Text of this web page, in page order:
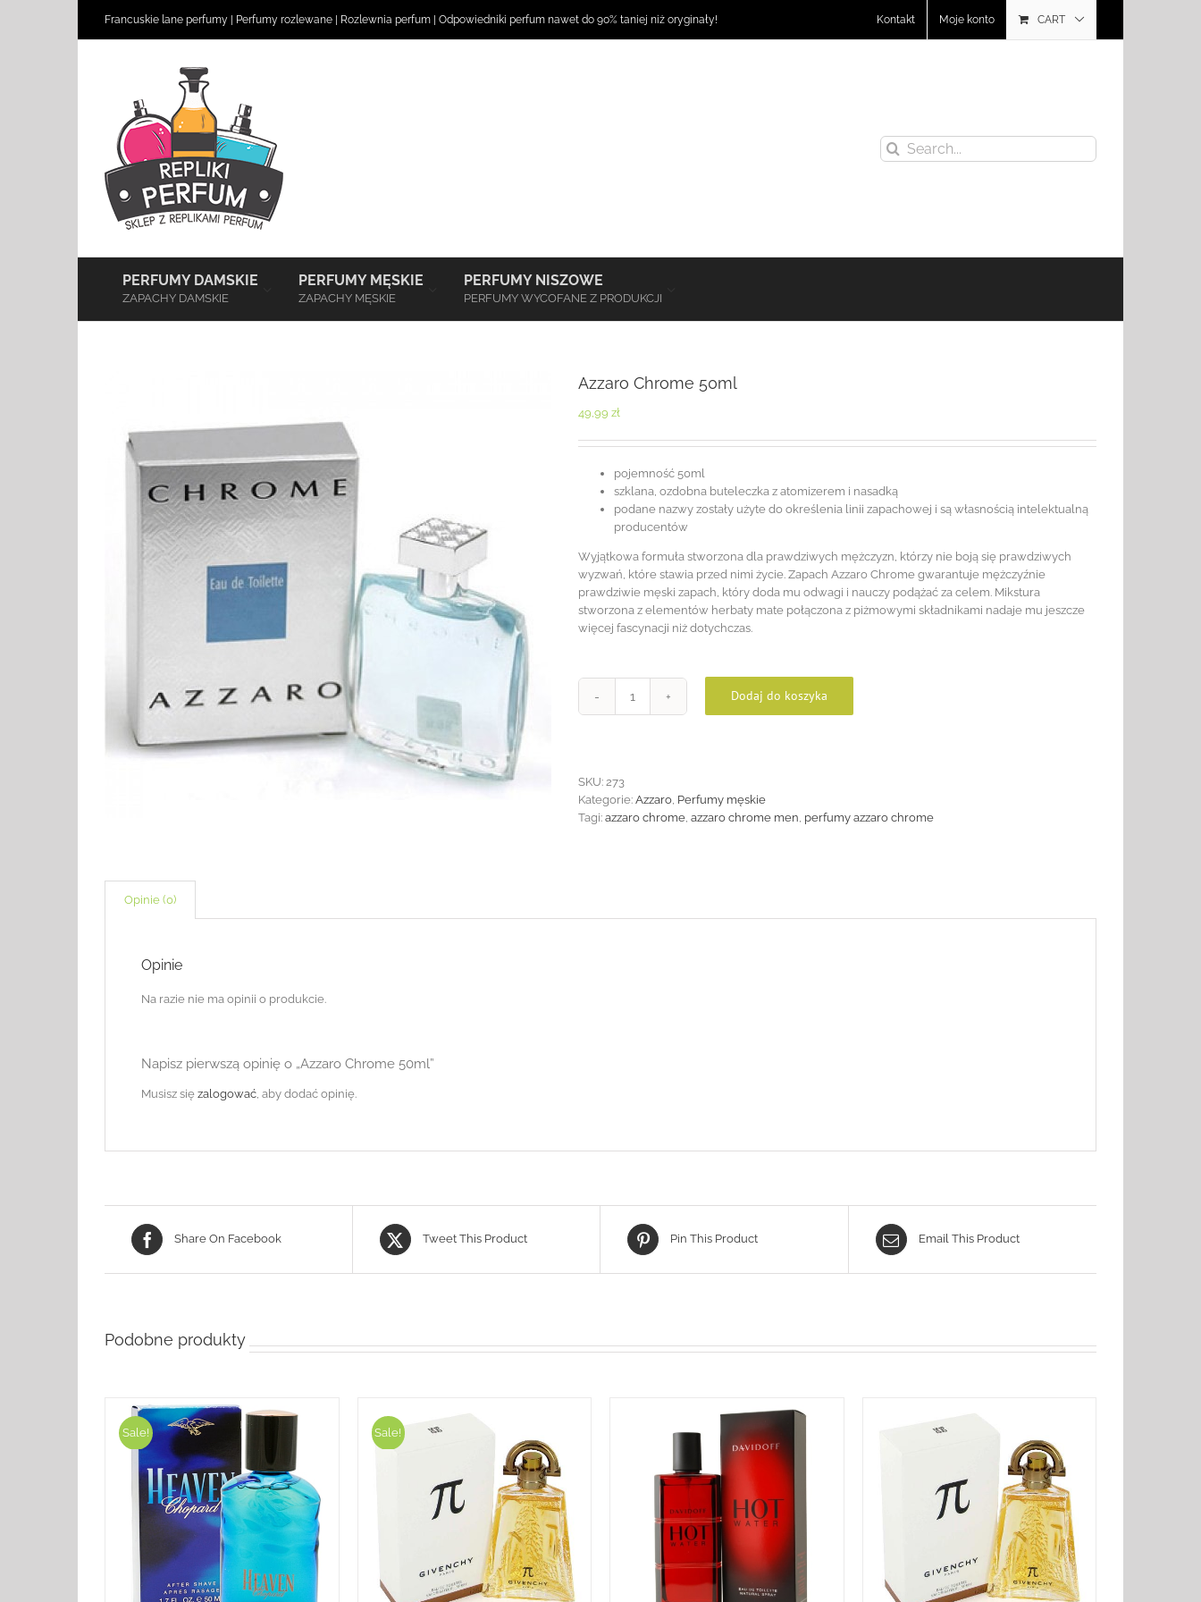
Francuskie lane perfumy Perfumy rozlewane Rozlewnia perfum Odpowiedniki perfum nawet do 90% taniej niż oryginały! Kontakt Moje konto CART
Search
for:
PERFUMY DAMSKIE
ZAPACHY DAMSKIE
PERFUMY MĘSKIE
ZAPACHY MĘSKIE
PERFUMY NISZOWE
PERFUMY WYCOFANE Z PRODUKCJI
Azzaro Chrome 50ml
49,99 zł
pojemność 50ml
szklana, ozdobna buteleczka z atomizerem i nasadką
podane nazwy zostały użyte do określenia linii zapachowej i są własnością intelektualną
producentów
Wyjątkowa formuła stworzona dla prawdziwych mężczyzn, którzy nie boją się prawdziwych
wyzwań, które stawia przed nimi życie. Zapach Azzaro Chrome gwarantuje mężczyźnie
prawdziwie męski zapach, który doda mu odwagi i nauczy podążać za celem. Mikstura
stworzona z elementów herbaty mate połączona z piżmowymi składnikami nadaje mu jeszcze
więcej fascynacji niż dotychczas.
ilość
Dodaj do koszyka
SKU: 273
Kategorie: Azzaro Perfumy męskie
Tagi: azzaro chrome azzaro chrome men perfumy azzaro chrome
Opinie (0)
Opinie
Na razie nie ma opinii o produkcie.
Napisz pierwszą opinię o „Azzaro Chrome 50ml”
Musisz się zalogować , aby dodać opinię.
Share On Facebook Tweet This Product Pin This Product Email This Product
Podobne produkty
Sale! Sale!